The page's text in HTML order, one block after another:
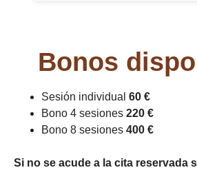
Bonos
Sesión individual 60 €
Bono 4 sesiones 220 €
Bono 8 sesiones 400 €
Si no se acude a la cita reservada